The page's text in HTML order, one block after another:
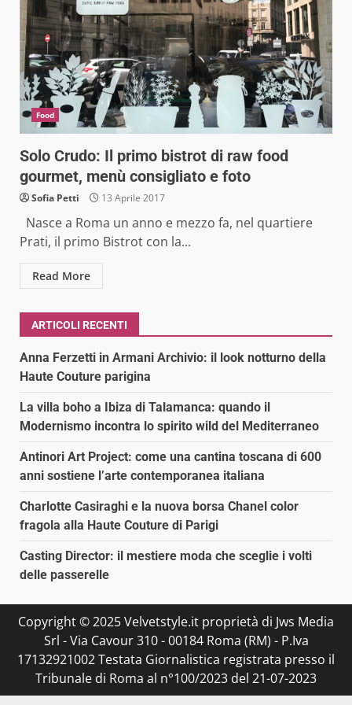
Food
Solo Crudo: Il primo bistrot di raw food
gourmet, menù consigliato e foto
Sofia Petti 13 Aprile 2017
Nasce a Roma un anno e mezzo fa, nel quartiere
Prati, il primo Bistrot con la...
Read More
ARTICOLI RECENTI
Anna Ferzetti in Armani Archivio: il look notturno della
Haute Couture parigina
La villa boho a Ibiza di Talamanca: quando il
Modernismo incontra lo spirito wild del Mediterraneo
Antinori Art Project: come una cantina toscana di 600
anni sostiene l’arte contemporanea italiana
Charlotte Casiraghi e la nuova borsa Chanel color
fragola alla Haute Couture di Parigi
Casting Director: il mestiere moda che sceglie i volti
delle passerelle
Copyright © 2025 Velvetstyle.it proprietà di Jws Media
Srl - Via Cavour 310 - 00184 Roma (RM) - P.Iva
17132921002 Testata Giornalistica registrata presso il
Tribunale di Roma al n°100/2023 del 21-07-2023